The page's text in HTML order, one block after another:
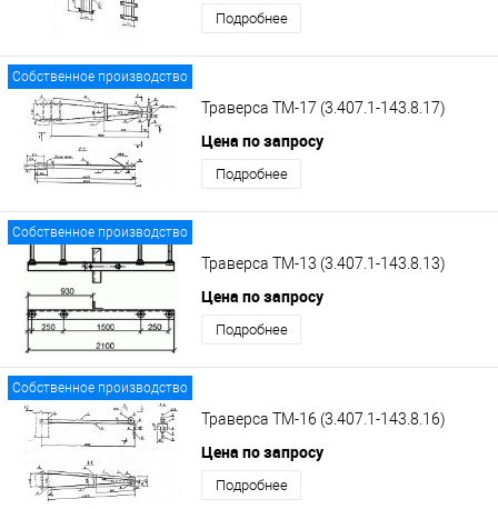
Подробнее
Собственное производство
Траверса ТМ-17 (3.407.1-143.8.17)
Цена по запросу
Подробнее
Собственное производство
Траверса ТМ-13 (3.407.1-143.8.13)
Цена по запросу
Подробнее
Собственное производство
Траверса ТМ-16 (3.407.1-143.8.16)
Цена по запросу
Подробнее